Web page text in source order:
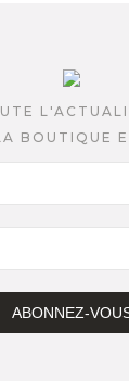
BOUTIQUE